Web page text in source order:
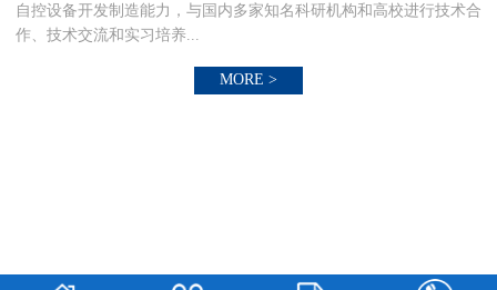
自控设备开发制造能力，与国内多家知名科研机构和高校进行技术合
作、技术交流和实习培养...
MORE >